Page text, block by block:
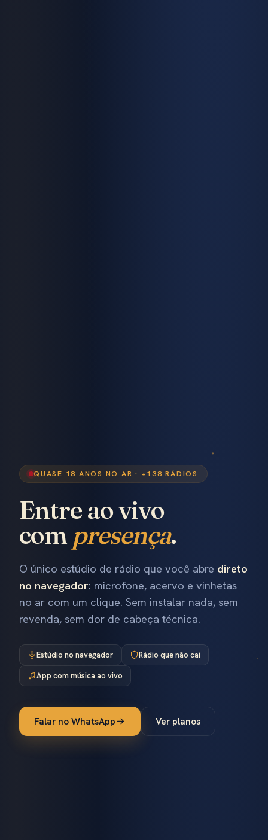
QUASE 18 ANOS NO AR · +138 RÁDIOS
Entre ao vivo
com presença.
O único estúdio de rádio que você abre direto
no navegador: microfone, acervo e vinhetas
no ar com um clique. Sem instalar nada, sem
revenda, sem dor de cabeça técnica.
Estúdio no navegador Rádio que não cai
App com música ao vivo
Falar no WhatsApp Ver planos